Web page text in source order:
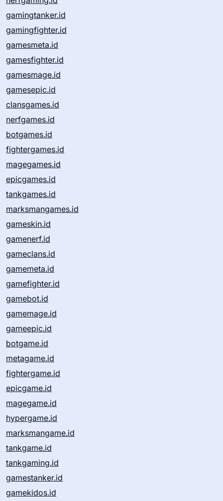
gamingtanker.id
gamingfighter.id
gamesmeta.id
gamesfighter.id
gamesmage.id
gamesepic.id
clansgames.id
nerfgames.id
botgames.id
fightergames.id
magegames.id
epicgames.id
tankgames.id
marksmangames.id
gameskin.id
gamenerf.id
gameclans.id
gamemeta.id
gamefighter.id
gamebot.id
gamemage.id
gameepic.id
botgame.id
metagame.id
fightergame.id
epicgame.id
magegame.id
hypergame.id
marksmangame.id
tankgame.id
tankgaming.id
gamestanker.id
gamekidos.id